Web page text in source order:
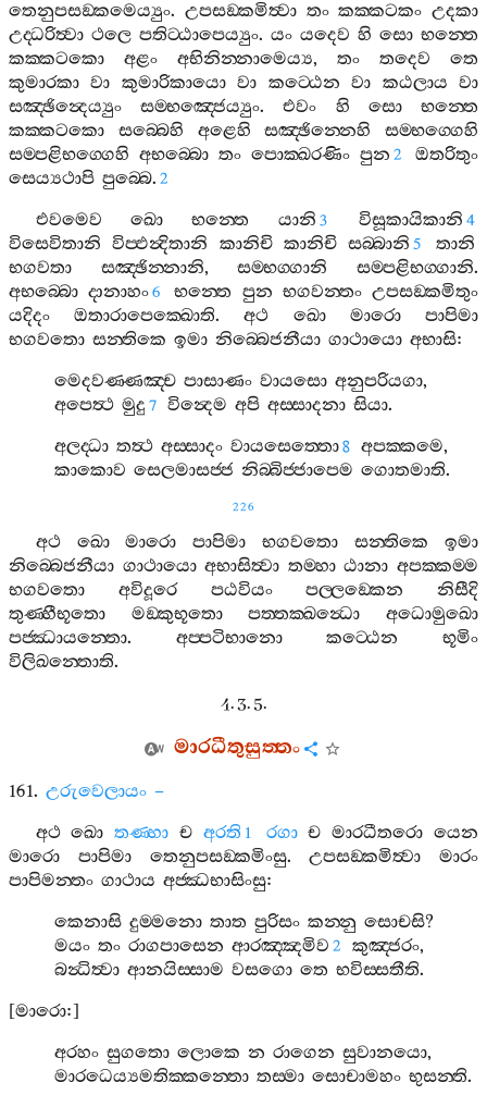
තෙනුපසඞ‍්කමෙය්‍යුං. උපසඞ‍්කමිත්‍වා තං කක‍්කටකං උදකා
උද‍්ධරිත්‍වා ථලෙ පතිට‍්ඨාපෙය්‍යුං. යං යදෙව හි සො භන‍්තෙ
කක‍්කටකො
අළං අභිනින‍්නාමෙය්‍ය, තං තදෙව
තෙ
කුමාරකා වා කුමාරිකායො වා කට‍්ඨෙන වා කඨලාය වා
සඤ‍්ඡින්‍දෙය්‍යුං
සම‍්භඤ‍්ජෙය්‍යුං.එවං හි සො
භන‍්තෙ
කක‍්කටකො
සබ‍්බෙහි අළෙහි සඤ‍්ඡින‍්නෙහි
සම‍්භග‍්ගෙහි
සම‍්පළිභග‍්ගෙහි අභබ‍්බො තං පොක‍්ඛරණිං පුන 2
ඔතරිතුං
සෙය්‍යථාපි පුබ‍්බෙ. 2
එවමෙව ඛො භන‍්තෙ යානි 3 විසූකායිකානි 4
විසෙවිතානි විප‍්ඵන්‍දිතානි කානිචි කානිචි සබ‍්බානි 5
තානි
භගවතා
සඤ‍්ඡින‍්නානි,සම‍්භග‍්ගානි සම‍්පළිභග‍්ගානි.
අභබ‍්බො දානාහං6 භන‍්තෙ පුන භගවන‍්තං උපසඞ‍්කමිතුං
යදිදං
ඔතාරාපෙක‍්ඛොති.අථ ඛො මාරො
පාපිමා
භගවතො සන‍්තිකෙ ඉමා නිබ‍්බෙජනීයා ගාථායො අභාසි:
මෙදවණ‍්ණඤ‍්ච පාසාණං වායසො අනුපරියගා,
අපෙත්‍ථ මුදු 7 වින්‍දෙම අපි අස‍්සාදනා සියා.
අලද‍්ධා තත්‍ථ අස‍්සාදං වායසෙත‍්තො8 අපක‍්කමෙ,
කාකොව සෙලමාසජ‍්ජ නිබ‍්බිජ‍්ජාපෙම ගොතමාති.
226
අථ ඛො මාරො පාපිමා භගවතො සන‍්තිකෙ
ඉමා
නිබ‍්බෙජනීයා ගාථායො අභාසිත්‍වා තම‍්හා ඨානා අපක‍්කම‍්ම
භගවතො
අවිදූරෙ පඨවියං පල‍්ලඞ‍්කෙන
නිසීදි
තුණ‍්හීභූතො
මඞ‍්කුභූතො පත‍්තක‍්ඛන්‍ධො
අධොමුඛො
පජ‍්ඣායන‍්තො. අප‍්පටිභානො කට‍්ඨෙන
භූමිං
විලිඛන‍්තොති.
4. 3. 5.
මාරධීතුසුත‍්තං
161. උරුවෙලායං –
අථ ඛො තණ‍්හා ච අරති 1 රගා ච මාරධීතරො යෙන
මාරො
පාපිමා තෙනුපසඞ‍්කමිංසු.උපසඞ‍්කමිත්‍වා
මාරං
පාපිමන‍්තං ගාථාය අජ‍්ඣභාසිංසු:
කෙනාසි දුම‍්මනො තාත පුරිසං කන‍්නු සොචසි?
මයං තං රාගපාසෙන ආරඤ‍්ඤමිව 2 කුඤ‍්ජරං,
බන්‍ධිත්‍වා ආනයිස‍්සාම වසගො තෙ භවිස‍්සතීති.
[මාරො:]
අරහං සුගතො ලොකෙ න රාගෙන සුවානයො,
මාරධෙය්‍යමතික‍්කන‍්තො තස‍්මා සොචාමහං භුසන‍්ති.